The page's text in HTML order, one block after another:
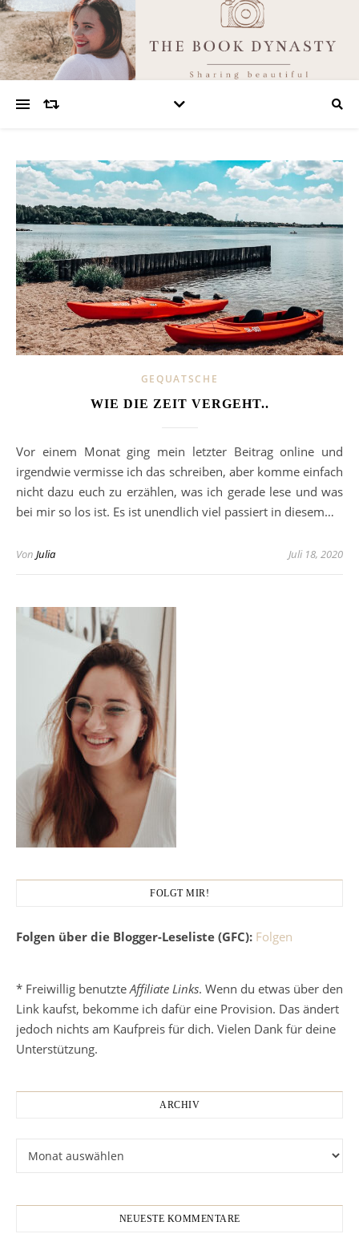
GEQUATSCHE
WIE DIE ZEIT VERGEHT..
Vor einem Monat ging mein letzter Beitrag online und
irgendwie vermisse ich das schreiben, aber komme einfach
nicht dazu euch zu erzählen, was ich gerade lese und was
bei mir so los ist. Es ist unendlich viel passiert in diesem…
Von Julia Juli 18, 2020
FOLGT MIR!
Folgen über die Blogger-Leseliste (GFC): Folgen
* Freiwillig benutzte Affiliate Links. Wenn du etwas über den
Link kaufst, bekomme ich dafür eine Provision. Das ändert
jedoch nichts am Kaufpreis für dich. Vielen Dank für deine
Unterstützung.
ARCHIV
NEUESTE KOMMENTARE